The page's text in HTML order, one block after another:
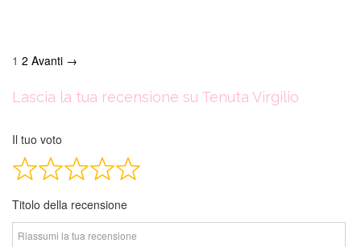
Site
navigation
Page
1 Page
2 Avanti →
Lascia la tua recensione su Tenuta Virgilio
Il tuo voto
Titolo della recensione